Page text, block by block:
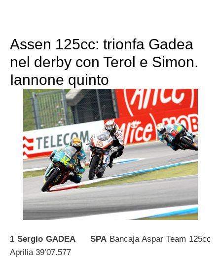
Assen 125cc: trionfa Gadea
nel derby con Terol e Simon.
Iannone quinto
1 Sergio GADEA SPABancaja Aspar Team 125cc
Aprilia 39’07.577